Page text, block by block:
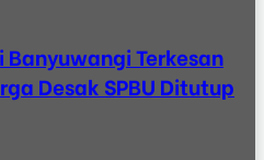
Banyuwangi Terkesan
Desak SPBU Ditutup